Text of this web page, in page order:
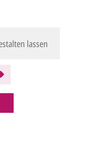
lassen